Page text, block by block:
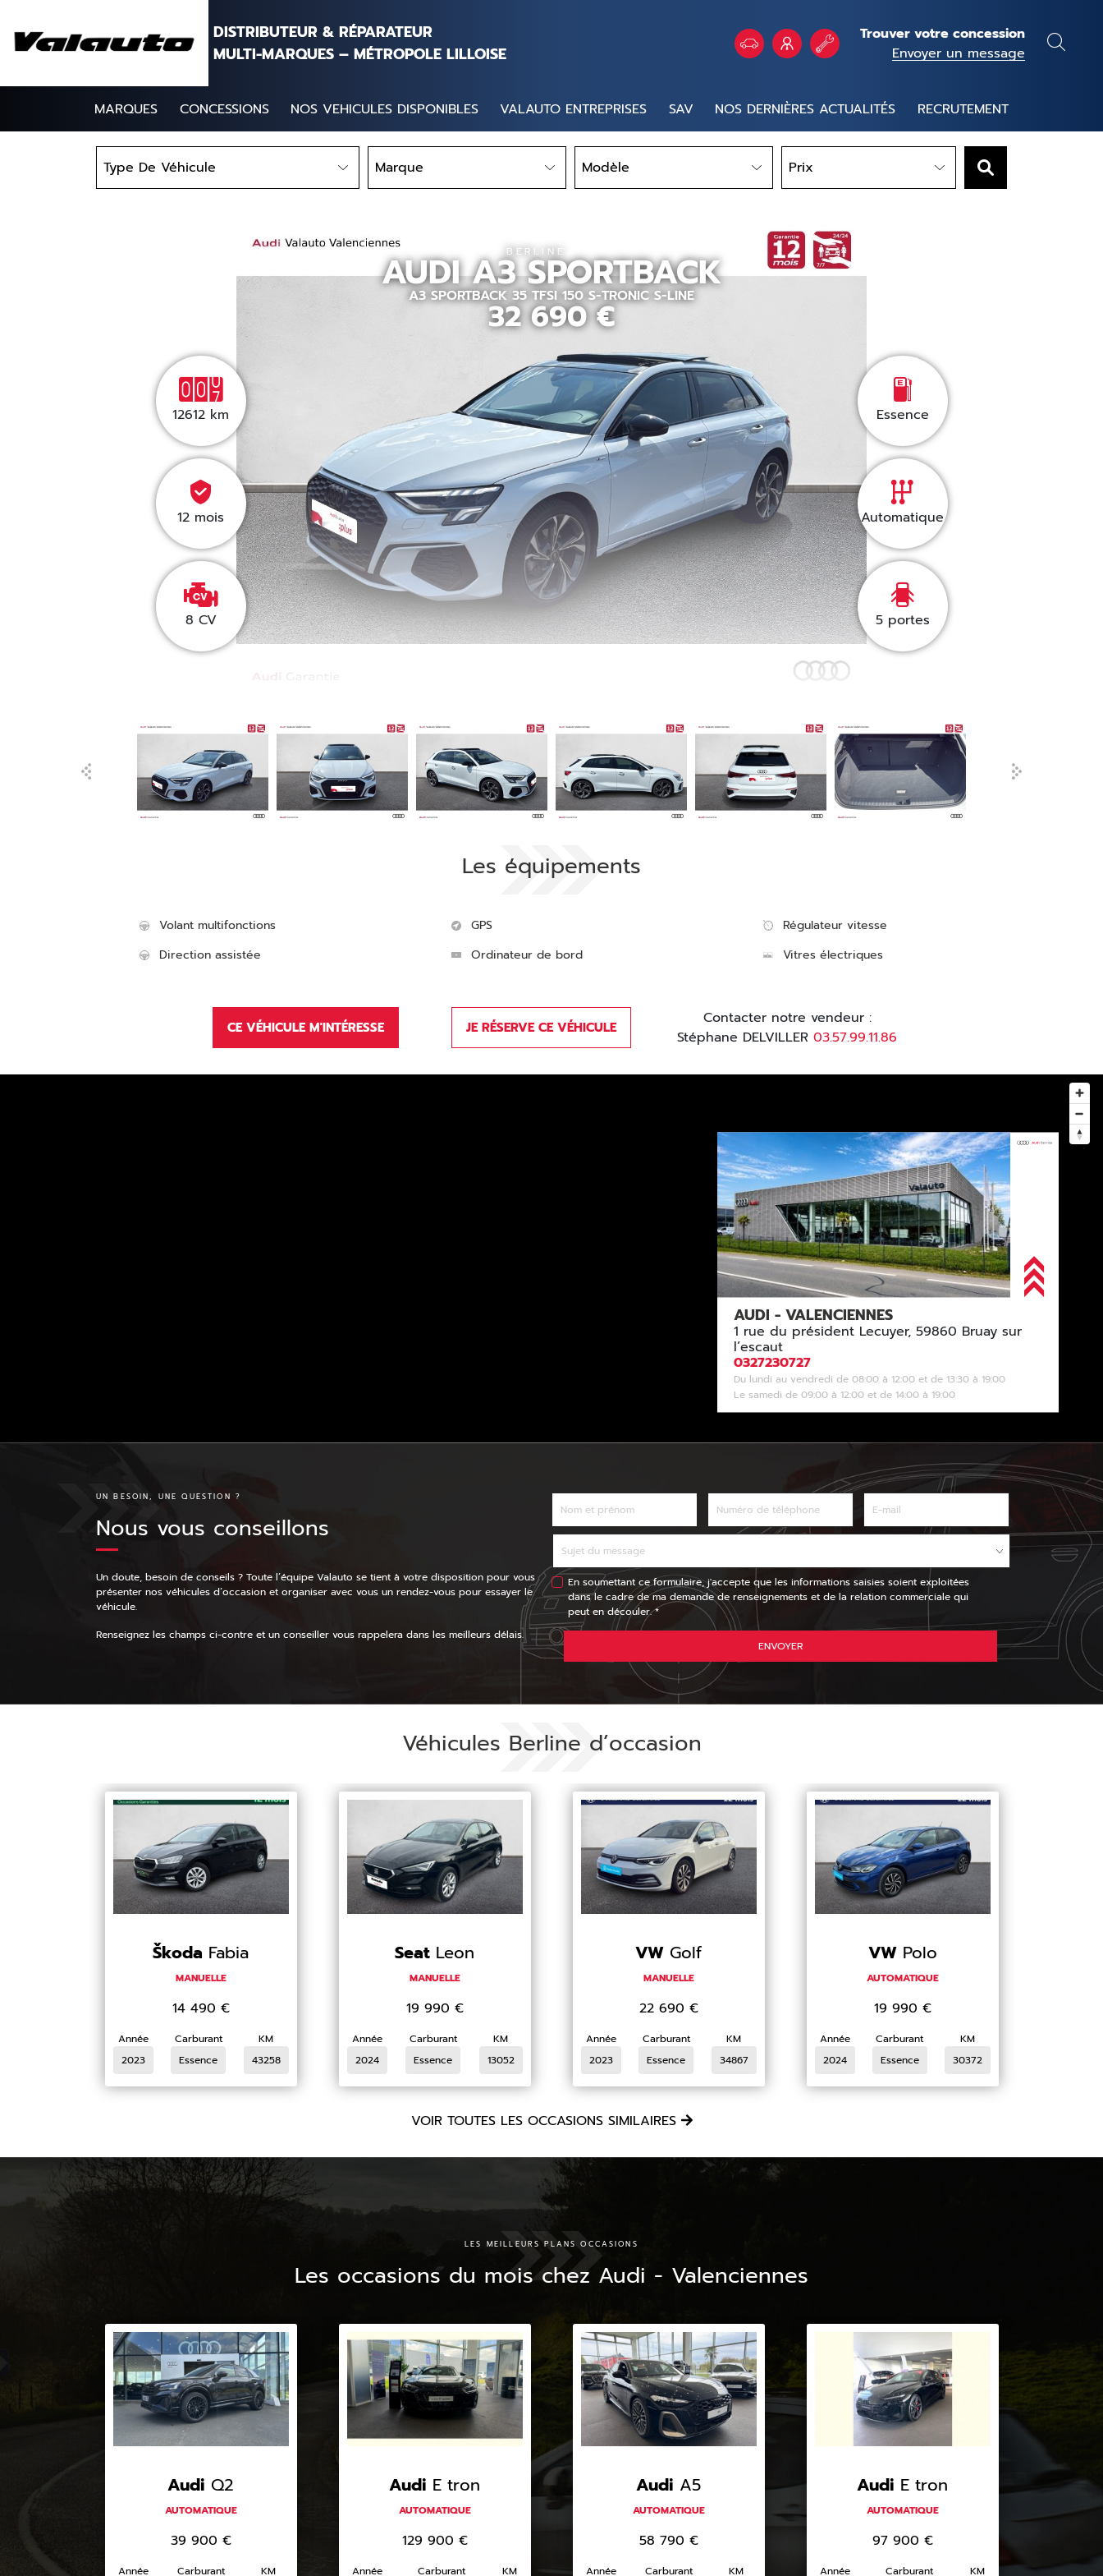
DISTRIBUTEUR & RÉPARATEUR
MULTI-MARQUES – MÉTROPOLE LILLOISE
Trouver votre concession
Envoyer un message
MARQUES CONCESSIONS NOS VEHICULES DISPONIBLES VALAUTO ENTREPRISES SAV NOS DERNIÈRES ACTUALITÉS RECRUTEMENT
Type De Véhicule Marque Modèle Prix
BERLINE
AUDI A3 SPORTBACK
A3 SPORTBACK 35 TFSI 150 S-TRONIC S-LINE
32 690 €
12612 km
12 mois
8 CV
Essence
Automatique
5portes
Les équipements
Volant multifonctions
Direction assistée
GPS
Ordinateur de bord
Régulateur vitesse
Vitres électriques
CE VÉHICULE M'INTÉRESSE JE RÉSERVE CE VÉHICULE
Contacter notre vendeur :
Stéphane DELVILLER 03.57.99.11.86
AUDI - VALENCIENNES
1 rue du président Lecuyer, 59860 Bruay sur
l’escaut
0327230727
Du lundi au vendredi de 08:00 à 12:00 et de 13:30 à 19:00
Le samedi de 09:00 à 12:00 et de 14:00 à 19:00
UN BESOIN, UNE QUESTION ?
Nous vous conseillons
Un doute, besoin de conseils ? Toute l’équipe Valauto se tient à votre disposition pour vous
présenter nos véhicules d’occasion et organiser avec vous un rendez-vous pour essayer le
véhicule.
Renseignez les champs ci-contre et un conseiller vous rappelera dans les meilleurs délais.
En soumettant ce formulaire, j'accepte que les informations saisies soient exploitées
dans le cadre de ma demande de renseignements et de la relation commerciale qui
peut en découler. *
ENVOYER
Véhicules Berline d’occasion
Škoda Fabia
MANUELLE
14 490 €
Année
2023
Carburant
Essence
KM
43258
Seat Leon
MANUELLE
19 990 €
Année
2024
Carburant
Essence
KM
13052
VW Golf
MANUELLE
22 690 €
Année
2023
Carburant
Essence
KM
34867
VW Polo
AUTOMATIQUE
19 990 €
Année
2024
Carburant
Essence
KM
30372
VOIR TOUTES LES OCCASIONS SIMILAIRES
LES MEILLEURS PLANS OCCASIONS
Les occasions du mois chez Audi - Valenciennes
Audi Q2
AUTOMATIQUE
39 900 €
Année Carburant KM
Audi E tron
AUTOMATIQUE
129 900 €
Année Carburant KM
Audi A5
AUTOMATIQUE
58 790 €
Année Carburant KM
Audi E tron
AUTOMATIQUE
97 900 €
Année Carburant KM